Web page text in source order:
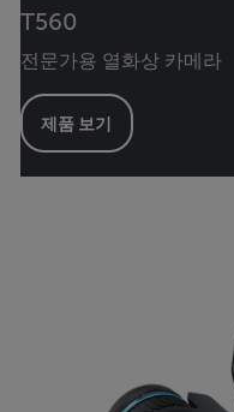
T560
전문가용 열화상 카메라
제품 보기